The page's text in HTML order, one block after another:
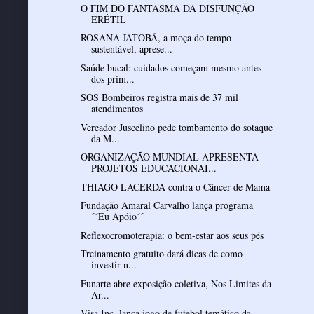
O FIM DO FANTASMA DA DISFUNÇÃO
ERÉTIL
ROSANA JATOBÁ, a moça do tempo
sustentável, aprese...
Saúde bucal: cuidados começam mesmo antes
dos prim...
SOS Bombeiros registra mais de 37 mil
atendimentos
Vereador Juscelino pede tombamento do sotaque
da M...
ORGANIZAÇÃO MUNDIAL APRESENTA
PROJETOS EDUCACIONAI...
THIAGO LACERDA contra o Câncer de Mama
Fundação Amaral Carvalho lança programa
´´Eu Apóio´´
Reflexocromoterapia: o bem-estar aos seus pés
Treinamento gratuito dará dicas de como
investir n...
Funarte abre exposição coletiva, Nos Limites da
Ar...